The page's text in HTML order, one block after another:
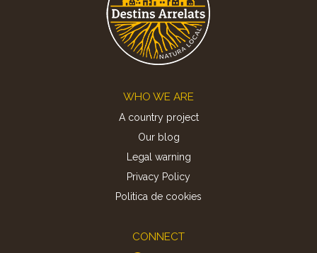
WHO WE ARE
A country project
Our blog
Legal warning
Privacy Policy
Politica de cookies
CONNECT